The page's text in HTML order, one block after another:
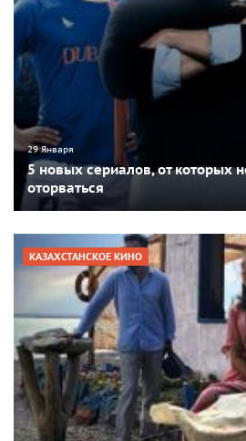
29 Января
5 новых сериалов, от которых
оторваться
КАЗАХСТАНСКОЕ КИНО